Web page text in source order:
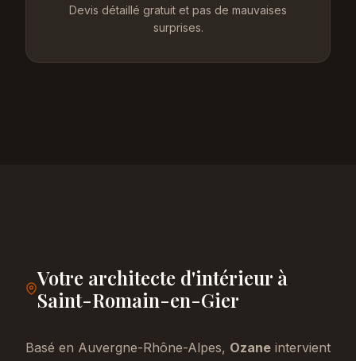
Devis détaillé gratuit et pas de mauvaises
surprises.
Votre architecte d'intérieur à
Saint-Romain-en-Gier
Basé en Auvergne-Rhône-Alpes, Ozane intervient